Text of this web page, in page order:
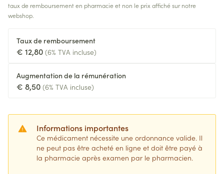
taux de remboursement en pharmacie et non le prix affiché sur notre
webshop.
Taux de remboursement
€ 12,80 (6% TVA incluse)
Augmentation de la rémunération
€ 8,50 (6% TVA incluse)
Informations importantes
Ce médicament nécessite une ordonnance valide. Il
ne peut pas être acheté en ligne et doit être payé à
la pharmacie après examen par le pharmacien.